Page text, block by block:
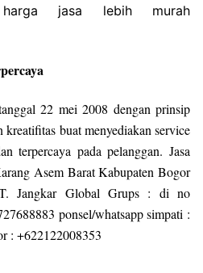
jasa lebih murah
22 mei 2008 dengan prinsip
buat menyediakan service
terpercaya pada pelanggan. Jasa
Asem Barat Kabupaten Bogor
Jangkar Global Grups : di no
ponsel/whatsapp simpati :
: +622122008353